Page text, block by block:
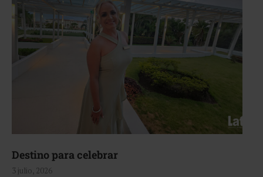
Destino para celebrar
3 julio, 2026